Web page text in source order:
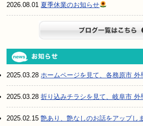
2026.08.01 夏季休業のお知らせ
2025.03.28ホームページを見て、各務原市
2025.03.28折り込みチラシを見て、岐阜市
2025.02.15艶あり、艶なしのお話をアップし